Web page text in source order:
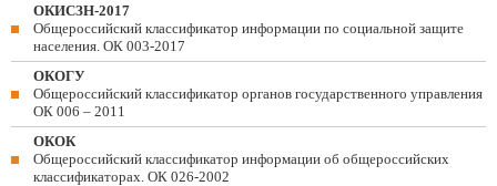
ОКИСЗН-2017
Общероссийский классификатор информации по социальной защите
населения. ОК 003-2017
ОКОГУ
Общероссийский классификатор органов государственного управления
ОК 006 – 2011
ОКОК
Общероссийский классификатор информации об общероссийских
классификаторах. ОК 026-2002